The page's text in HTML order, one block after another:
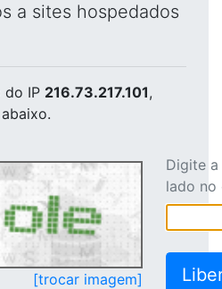
a sites hospedados
do IP 216.73.217.101,
[trocar imagem]
Digite
lado no